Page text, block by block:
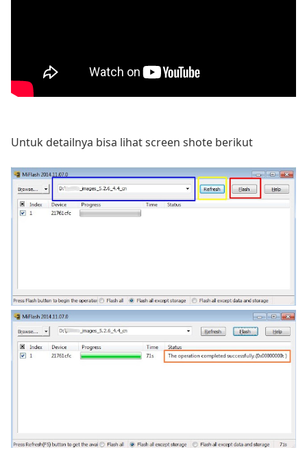
Untuk detailnya bisa lihat screen shote berikut